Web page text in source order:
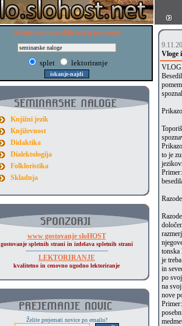
Iskanje seminarskih nalog po google
splet lektoriranje
Knjižni jezik
Književnost
Didaktika
Dialektologija
Folkloristika
Skladnja
www gostovanje sloHOST
gostovanje spletnih strani in izdelava spletnih strani
-----------------------------------------------
LEKTORIRANJE
kvalitetno in cenovno ugodno lektoriranje
Želite prejemati novice po emailu?
Vloge
to je
tonska
je
in
po
na
nove